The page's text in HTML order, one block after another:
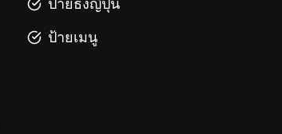
ป้ายเมนู